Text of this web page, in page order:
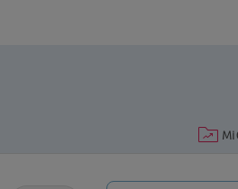
Mi